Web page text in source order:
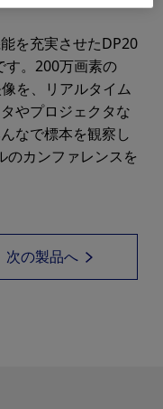
を充実させたDP20
す。200万画素の
を、リアルタイム
やプロジェクタな
なで標本を観察し
カンファレンスを
次の製品へ